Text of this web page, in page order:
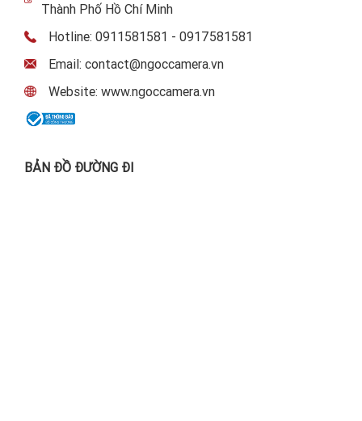
Thành Phố Hồ Chí Minh
Hotline: 0911581581 - 0917581581
Email: contact@ngoccamera.vn
Website: www.ngoccamera.vn
BẢN ĐỒ ĐƯỜNG ĐI